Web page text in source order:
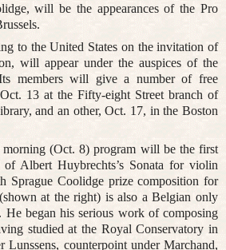
will be the appearances of the Pro
to the United States on the invitation of
will appear under the auspices of the
members will give a number of free
13 at the Fifty-eight Street branch of
and an other, Oct. 17, in the Boston
(Oct. 8) program will be the first
of Albert Huybrechts’s Sonata for violin
Sprague Coolidge prize composition for
at the right) is also a Belgian only
He began his serious work of composing
studied at the Royal Conservatory in
Lunssens, counterpoint under Marchand,